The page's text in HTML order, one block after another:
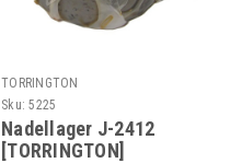
TORRINGTON
Sku: 5225
Nadellager J-2412
[TORRINGTON]